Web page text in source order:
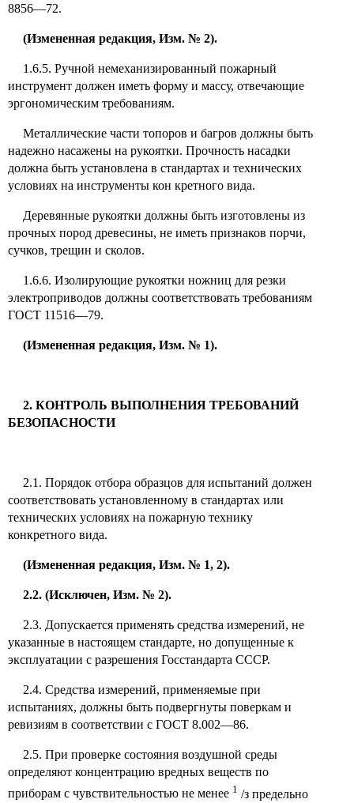
8856—72.
(Измененная редакция, Изм. № 2).
1.6.5. Ручной немеханизированный пожарный
инструмент должен иметь форму и массу, отвечающие
эргономическим требованиям.
Металлические части топоров и багров должны быть
надежно насажены на рукоятки. Прочность насадки
должна быть установлена в стандартах и технических
условиях на инструменты кон кретного вида.
Деревянные рукоятки должны быть изготовлены из
прочных пород древесины, не иметь признаков порчи,
сучков, трещин и сколов.
1.6.6. Изолирующие рукоятки ножниц для резки
электроприводов должны соответствовать требованиям
ГОСТ 11516—79.
(Измененная редакция, Изм. № 1).
2. КОНТРОЛЬ ВЫПОЛНЕНИЯ ТРЕБОВАНИЙ
БЕЗОПАСНОСТИ
2.1. Порядок отбора образцов для испытаний должен
соответствовать установленному в стандартах или
технических условиях на пожарную технику
конкретного вида.
(Измененная редакция, Изм. № 1, 2).
2.2. (Исключен, Изм. № 2).
2.3. Допускается применять средства измерений, не
указанные в настоящем стандарте, но допущенные к
эксплуатации с разрешения Госстандарта СССР.
2.4. Средства измерений, применяемые при
испытаниях, должны быть подвергнуты поверкам и
ревизиям в соответствии с ГОСТ 8.002—86.
2.5. При проверке состояния воздушной среды
определяют концентрацию вредных веществ по
приборам с чувствительностью не менее 1 /з предельно